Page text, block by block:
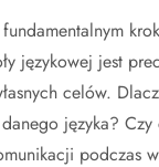
językowej jest
celów.
języka?
podczas